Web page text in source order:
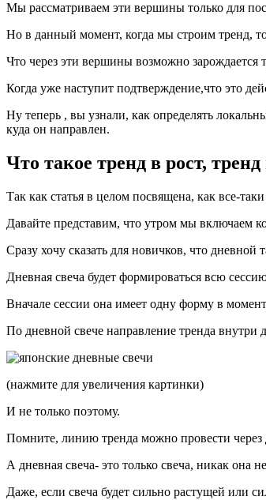
Мы рассматриваем эти вершины только для
Но в данный момент, когда мы строим тренд,
Что через эти вершины возможно
Когда уже наступит подтверждение,что это
Ну теперь , вы узнали, как определять
куда он направлен.
Что такое тренд в рост,
Так как статья в целом посвящена, как все-
Давайте представим, что утром мы включаем
Сразу хочу сказать для новичков, что дневной
Дневная свеча будет формироваться всю
Вначале сессии она имеет одну форму в
По дневной свече направление тренда внутри
(нажмите для увеличения картинки)
И не только поэтому.
Помните, линию тренда можно провести через
А дневная свеча- это только свеча, никак она
Даже, если свеча будет сильно растущей или